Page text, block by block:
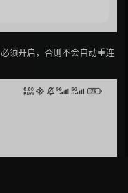
必须开启，否则不会自动重连